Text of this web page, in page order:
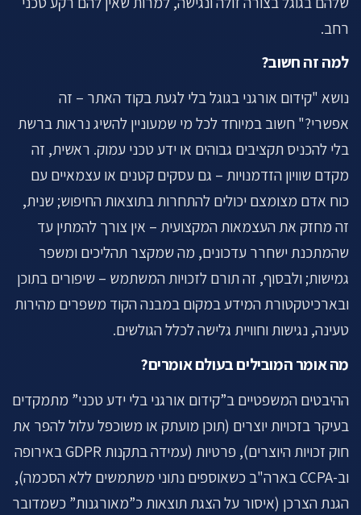
רחב.
למה זה חשוב?
נושא "קידום אורגני בגוגל בלי לגעת בקוד האתר – זה
אפשרי?" חשוב במיוחד לכל מי שמעוניין להשיג נראות ברשת
בלי להכניס תקציבים גבוהים או ידע טכני עמוק. ראשית, זה
מקדם שוויון הזדמנויות – גם עסקים קטנים או עצמאיים עם
כוח אדם מצומצם יכולים להתחרות בתוצאות החיפוש; שנית,
זה מחזק את העצמאות המקצועית – אין צורך להמתין עד
שהמתכנת ישחרר עדכונים, מה שמקצר תהליכים ומשפר
גמישות; ולבסוף, זה תורם לזכויות המשתמש – שיפורים בתוכן
ובארכיטקטורת המידע במקום במבנה הקוד משפרים מהירות
טעינה, נגישות וחוויית גלישה לכלל הגולשים.
מה אומר המובילים בעולם אומרים?
ההיבטים המשפטיים ב”קידום אורגני בלי ידע טכני” מתמקדים
בעיקר בזכויות יוצרים (תוכן מועתק או משוכפל עלול להפר את
חוק זכויות היוצרים), פרטיות (עמידה בתקנות GDPR באירופה
וב-CCPA בארה"ב כשאוספים נתוני משתמשים ללא הסכמה),
הגנת הצרכן (איסור על הצגת תוצאות כ”מאורגנות” כשמדובר